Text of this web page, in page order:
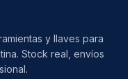
y llaves para
Stock real, envíos